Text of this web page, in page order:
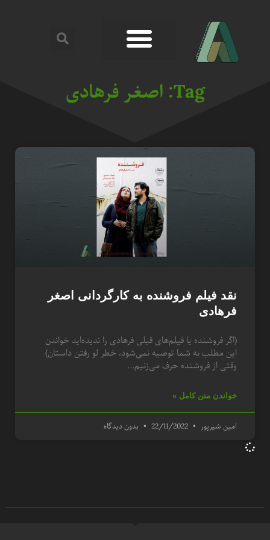
Tag: اصغر فرهادی
نقد فیلم فروشنده به کارگردانی اصغر
فرهادی
(اگر فروشنده یا فیلم‌های قبلی فرهادی را ندیده‌اید خواندن
این مطلب به شما توصیه نمی‌شود، خطر لو رفتن داستان)
وقتی از فروشنده حرف می‌زنیم…
خواندن متن کامل »
امین شیرپور 22/11/2022 بدون دیدگاه